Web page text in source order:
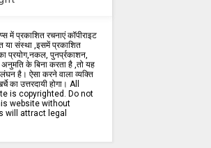
में प्रकाशित रचनाएं कॉपीराइट
या संस्था ,इसमें प्रकाशित
प्रयोग,नकल, पुनर्प्रकाशन,
के बिना करता है ,तो यह
है। ऐसा करने वाला व्यक्ति
का उत्तरदायी होगा। All
is copyrighted. Do not
website without
will attract legal